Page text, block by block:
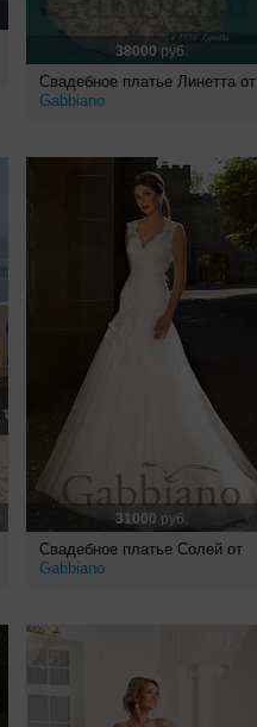
38000руб.
Свадебное платье Линетта от
Gabbiano
31000 руб.
Свадебное платье Солей от
Gabbiano